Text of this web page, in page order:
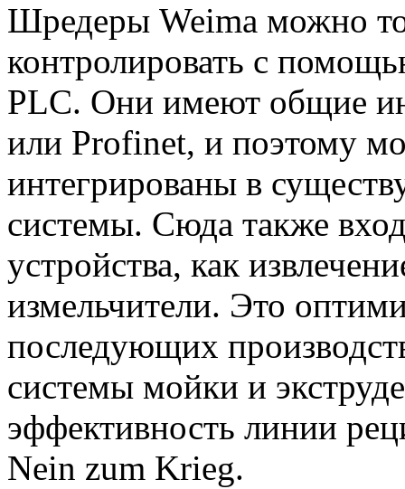
Шредеры Weima можно
контролировать с
PLC. Они имеют общие
или Profinet, и поэтому
интегрированы в
системы. Сюда также
устройства, как
измельчители. Это
последующих
системы мойки и
эффективность линии
Nein zum Krieg.